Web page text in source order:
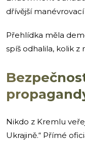
dřívější
Přehlídka měla
spíš odhalila, kolik z
Nikdo z Kremlu
Ukrajině.“ Přímé